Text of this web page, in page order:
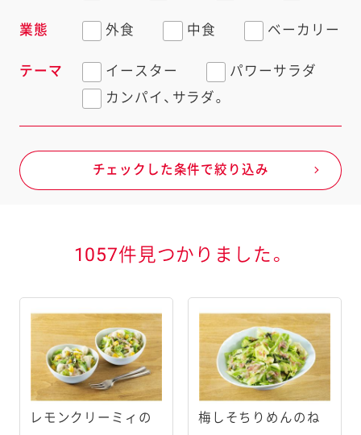
業態 外食 中食 ベーカリー
テーマ イースター
パワーサラダ
カンパイ、サラダ。
チェックした条件で絞り込み
1057件見つかりました。
レモンクリーミィの
梅しそちりめんのね